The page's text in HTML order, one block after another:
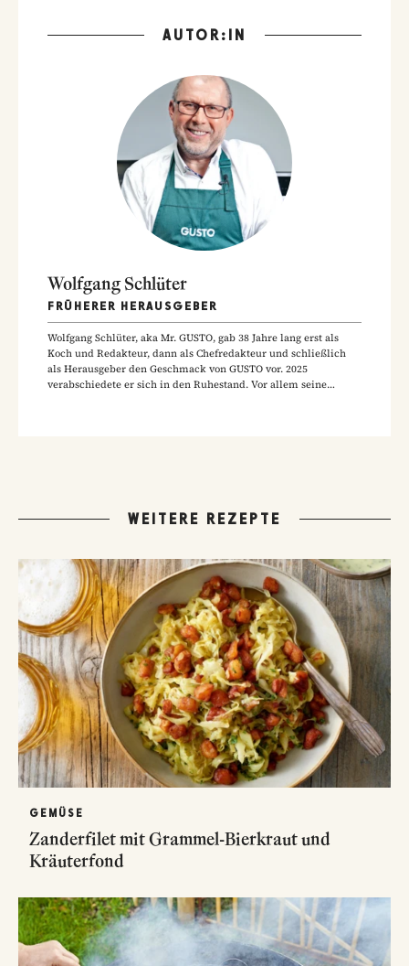
AUTOR:IN
Wolfgang Schlüter
FRÜHERER HERAUSGEBER
Wolfgang Schlüter, aka Mr. GUSTO, gab 38 Jahre lang erst als
Koch und Redakteur, dann als Chefredakteur und schließlich
als Herausgeber den Geschmack von GUSTO vor. 2025
verabschiedete er sich in den Ruhestand. Vor allem seine
WEITERE REZEPTE
GEMÜSE
Zanderfilet mit Grammel-Bierkraut und
Kräuterfond